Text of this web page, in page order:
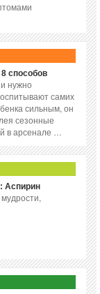
8 способов
нужно
самих
сильным, он
сезонные
в арсенале …
Аспирин